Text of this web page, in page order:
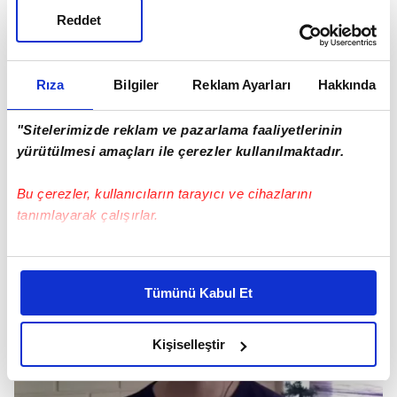
Rıza Bilgiler Reklam Ayarları Hakkında
"Sitelerimizde reklam ve pazarlama faaliyetlerinin
yürütülmesi amaçları ile çerezler kullanılmaktadır.
Bu çerezler, kullanıcıların tarayıcı ve cihazlarını
tanımlayarak çalışırlar.
Bu çerezlere izin vermeniz halinde sizlere özel
daha iyi reklam deneyimi yaşatabiliriz. Bunu yaparken
amacımızın size daha iyi bir reklam deneyimi sunmak
olduğunu ve sizlere en iyi içerikleri sunabilmek adına
elimizden gelen çabayı gösterdiğimizi ve bu noktada,
reklamların maliyetlerimizi karşılamak noktasında tek gelir
Tümünü Kabul Et
Kişiselleştir
Reddet